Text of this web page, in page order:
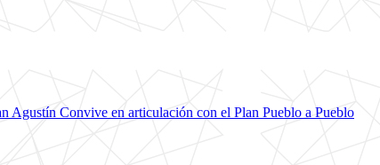
Agustín Convive en articulación con el Plan Pueblo a Pueblo